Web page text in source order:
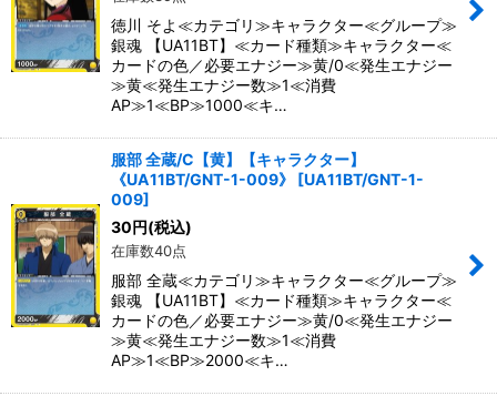
徳川 そよ≪カテゴリ≫キャラクター≪グループ≫
銀魂 【UA11BT】≪カード種類≫キャラクター≪
カードの色／必要エナジー≫黄/0≪発生エナジー
≫黄≪発生エナジー数≫1≪消費
AP≫1≪BP≫1000≪キ…
服部 全蔵/C【黄】【キャラクター】
《UA11BT/GNT-1-009》
[UA11BT/GNT-1-
009]
30円(税込)
在庫数40点
服部 全蔵≪カテゴリ≫キャラクター≪グループ≫
銀魂 【UA11BT】≪カード種類≫キャラクター≪
カードの色／必要エナジー≫黄/0≪発生エナジー
≫黄≪発生エナジー数≫1≪消費
AP≫1≪BP≫2000≪キ…